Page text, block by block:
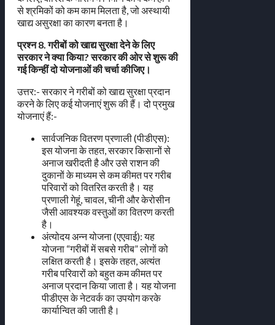
से श्रमिकों को कम काम मिलता है, जो अस्थायी
खाद्य असुरक्षा का कारण बनता है।
प्रश्न 8. गरीबों को खाद्य सुरक्षा देने के लिए
सरकार ने क्या किया? सरकार की ओर से शुरू की
गई किन्हीं दो योजनाओं की चर्चा कीजिए।
उत्तर:- सरकार ने गरीबों को खाद्य सुरक्षा प्रदान
करने के लिए कई योजनाएं शुरू की हैं। दो प्रमुख
योजनाएं हैं:-
सार्वजनिक वितरण प्रणाली (पीडीएस):
इस योजना के तहत, सरकार किसानों से
अनाज खरीदती है और उसे राशन की
दुकानों के माध्यम से कम कीमत पर गरीब
परिवारों को वितरित करती है। यह
प्रणाली गेहूं, चावल, चीनी और केरोसीन
जैसी आवश्यक वस्तुओं का वितरण करती
है।
अंत्योदय अन्न योजना (एएवाई): यह
योजना “गरीबों में सबसे गरीब” लोगों को
लक्षित करती है। इसके तहत, अत्यंत
गरीब परिवारों को बहुत कम कीमत पर
अनाज प्रदान किया जाता है। यह योजना
पीडीएस के नेटवर्क का उपयोग करके
कार्यान्वित की जाती है।